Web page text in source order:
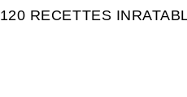
120 RECETTES